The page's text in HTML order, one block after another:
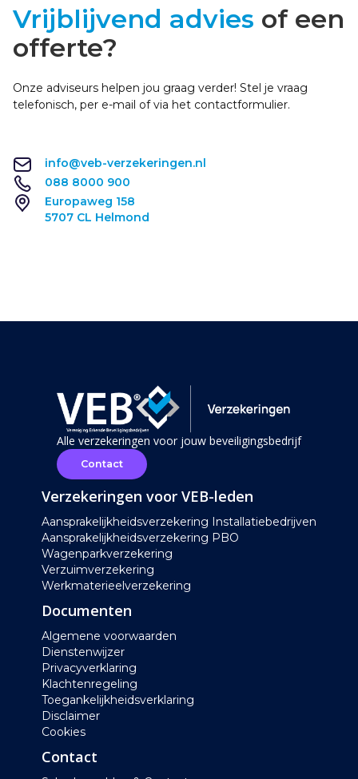
Vrijblijvend advies of een
offerte?
Onze adviseurs helpen jou graag verder! Stel je vraag
telefonisch, per e-mail of via het contactformulier.
info@veb-verzekeringen.nl
088 8000 900
Europaweg 158
5707 CL Helmond
Alle verzekeringen voor jouw beveiligingsbedrijf
Contact
Verzekeringen voor VEB-leden
Aansprakelijkheidsverzekering Installatiebedrijven
Aansprakelijkheidsverzekering PBO
Wagenparkverzekering
Verzuimverzekering
Werkmaterieelverzekering
Documenten
Algemene voorwaarden
Dienstenwijzer
Privacyverklaring
Klachtenregeling
Toegankelijkheidsverklaring
Disclaimer
Cookies
Contact